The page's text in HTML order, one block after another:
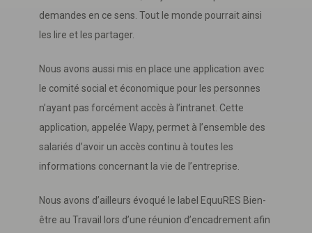
demandes en ce sens. Tout le monde pourrait ainsi
les lire et les partager.
Nous avons aussi mis en place une application avec
le comité social et économique pour les personnes
n’ayant pas forcément accès à l’intranet. Cette
application, appelée Wapy, permet à l’ensemble des
salariés d’avoir un accès continu à toutes les
informations concernant la vie de l’entreprise.
Nous avons d’ailleurs évoqué le label EquuRES Bien-
être au Travail lors d’une réunion d’encadrement afin